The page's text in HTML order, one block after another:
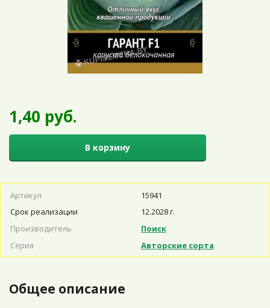
1,40 руб.
В корзину
Артикул
15941
Срок реализации
12.2028 г.
Производитель
Поиск
Серия
Авторские сорта
Общее описание